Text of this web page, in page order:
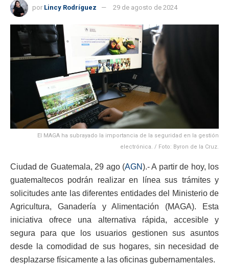
por Lincy Rodríguez 29 de agosto de 2024
El MAGA ha subrayado la importancia de la seguridad en la gestión
electrónica. / Foto: Byron de la Cruz.
Ciudad de Guatemala, 29 ago (AGN).- A partir de hoy, los
guatemaltecos podrán realizar en línea sus trámites y
solicitudes ante las diferentes entidades del Ministerio de
Agricultura, Ganadería y Alimentación (MAGA). Esta
iniciativa ofrece una alternativa rápida, accesible y
segura para que los usuarios gestionen sus asuntos
desde la comodidad de sus hogares, sin necesidad de
desplazarse físicamente a las oficinas gubernamentales.